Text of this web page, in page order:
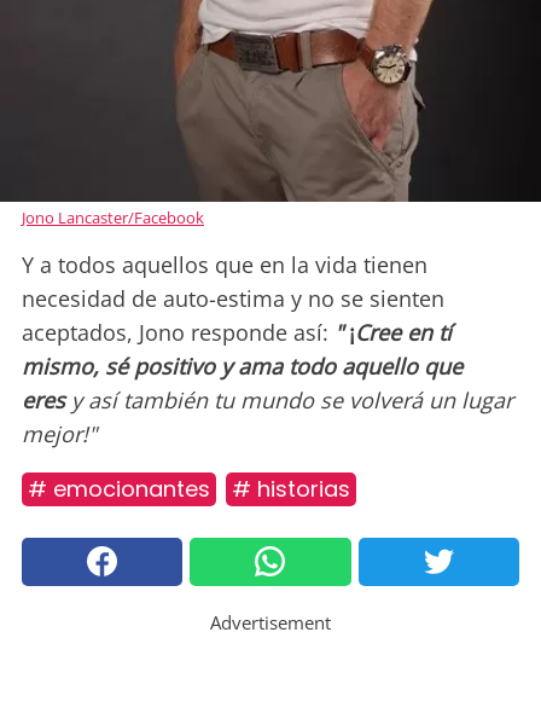
Jono Lancaster/Facebook
Y a todos aquellos que en la vida tienen
necesidad de auto-estima y no se sienten
aceptados, Jono responde así: "¡Cree en tí
mismo, sé positivo y ama todo aquello que
eres y así también tu mundo se volverá un lugar
mejor!"
# emocionantes # historias
Advertisement